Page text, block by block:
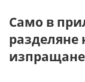
Само в
разделяне